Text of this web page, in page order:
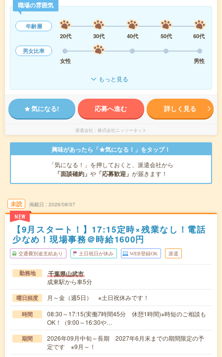
職場の雰囲気
年齢層
20代
30代 40代 50代
60代
男女比率
女性
男性
もっと見る
気になる! 応募へ進む 詳しく見る
派遣会社 株式会社ニッソーネット
興味があったら「★気になる！」をタップ！
「気になる！」を押しておくと、派遣会社から
「面談確約」 や 「応募歓迎」 が届きます！
未読
NEW
掲載日 2026/08/07
【9月スタート！】17:15定時×残業なし！電話
少なめ！現場事務＠時給1600円
交通費別途支給あり 土日祝日が休み WEB登録OK 派遣
勤務地 千葉県山武市
成東駅から車5分
曜日頻度 月～金（週5日） ※土日祝休みです！
時間
08:30～17:15(実働7時間45分 休憩1時間)※時短のご相談も
OK！（9:00～16:30や…
期間
2026年09月中旬～長期 2027年6月末までの期間限定の予
定です ※9月～！